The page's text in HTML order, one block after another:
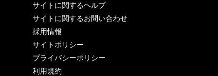
サイトに関するヘルプ
サイトに関するお問い合わせ
採用情報
サイトポリシー
プライバシーポリシー
利用規約